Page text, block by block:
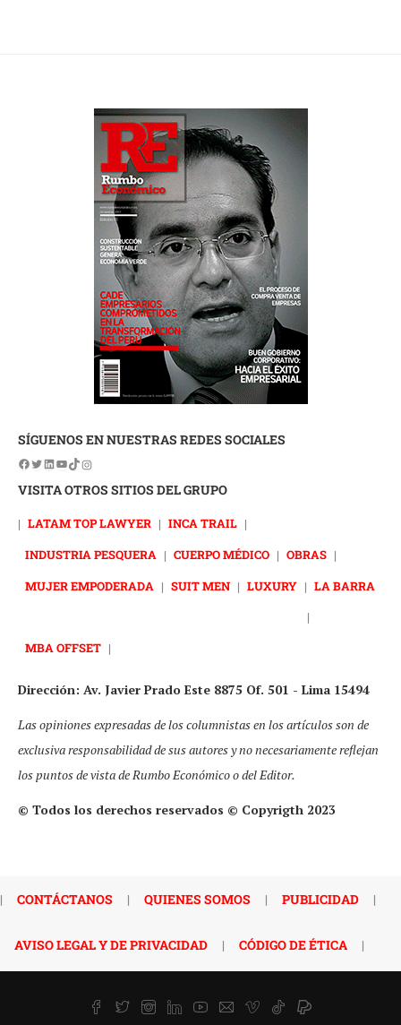
SÍGUENOS EN NUESTRAS REDES SOCIALES
VISITA OTROS SITIOS DEL GRUPO
| LATAM TOP LAWYER | INCA TRAIL |
INDUSTRIA PESQUERA | CUERPO MÉDICO | OBRAS |
MUJER EMPODERADA | SUIT MEN | LUXURY | LA BARRA
|
MBA OFFSET |
Dirección: Av. Javier Prado Este 8875 Of. 501 - Lima 15494
Las opiniones expresadas de los columnistas en los artículos son de
exclusiva responsabilidad de sus autores y no necesariamente reflejan
los puntos de vista de Rumbo Económico o del Editor.
© Todos los derechos reservados © Copyrigth 2023
| CONTÁCTANOS | QUIENES SOMOS | PUBLICIDAD |
AVISO LEGAL Y DE PRIVACIDAD | CÓDIGO DE ÉTICA |